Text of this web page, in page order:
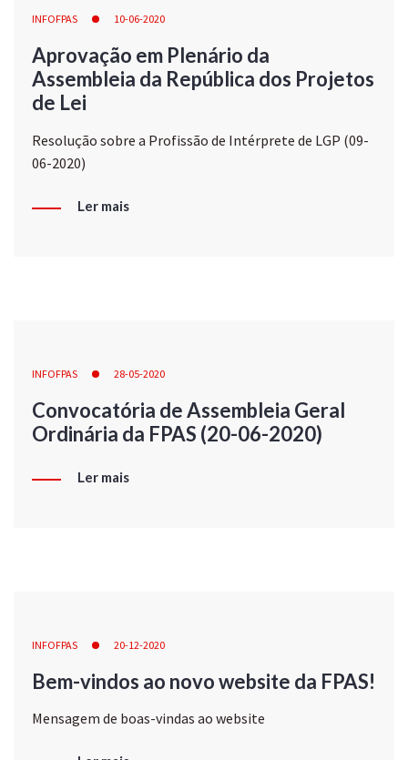
INFOFPAS 10-06-2020
Aprovação em Plenário da
Assembleia da República dos Projetos
de Lei
Resolução sobre a Profissão de Intérprete de LGP (09-
06-2020)
Ler mais
INFOFPAS 28-05-2020
Convocatória de Assembleia Geral
Ordinária da FPAS (20-06-2020)
Ler mais
INFOFPAS 20-12-2020
Bem-vindos ao novo website da FPAS!
Mensagem de boas-vindas ao website